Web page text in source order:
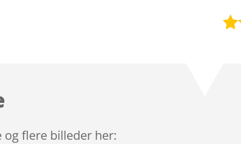
og flere billeder her: